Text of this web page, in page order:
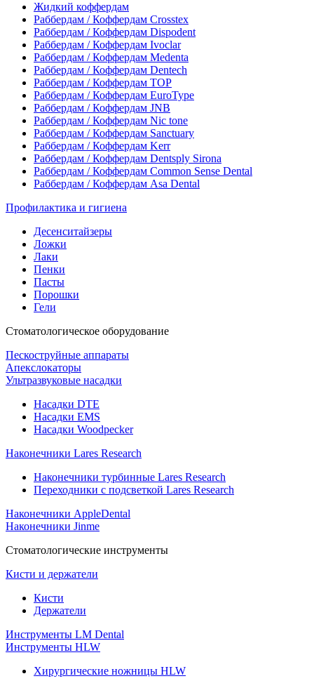
Жидкий коффердам
Раббердам / Коффердам Crosstex
Раббердам / Коффердам Dispodent
Раббердам / Коффердам Ivoclar
Раббердам / Коффердам Medenta
Раббердам / Коффердам Dentech
Раббердам / Коффердам ТОР
Раббердам / Коффердам EuroType
Раббердам / Коффердам JNB
Раббердам / Коффердам Nic tone
Раббердам / Коффердам Sanctuary
Раббердам / Коффердам Kerr
Раббердам / Коффердам Dentsply Sirona
Раббердам / Коффердам Common Sense Dental
Раббердам / Коффердам Asa Dental
Профилактика и гигиена
Десенситайзеры
Ложки
Лаки
Пенки
Пасты
Порошки
Гели
Стоматологическое оборудование
Пескоструйные аппараты
Апекслокаторы
Ультразвуковые насадки
Насадки DTE
Насадки EMS
Насадки Woodpecker
Наконечники Lares Research
Наконечники турбинные Lares Research
Переходники с подсветкой Lares Research
Наконечники AppleDental
Наконечники Jinme
Стоматологические инструменты
Кисти и держатели
Кисти
Держатели
Инструменты LM Dental
Инструменты HLW
Хирургические ножницы HLW